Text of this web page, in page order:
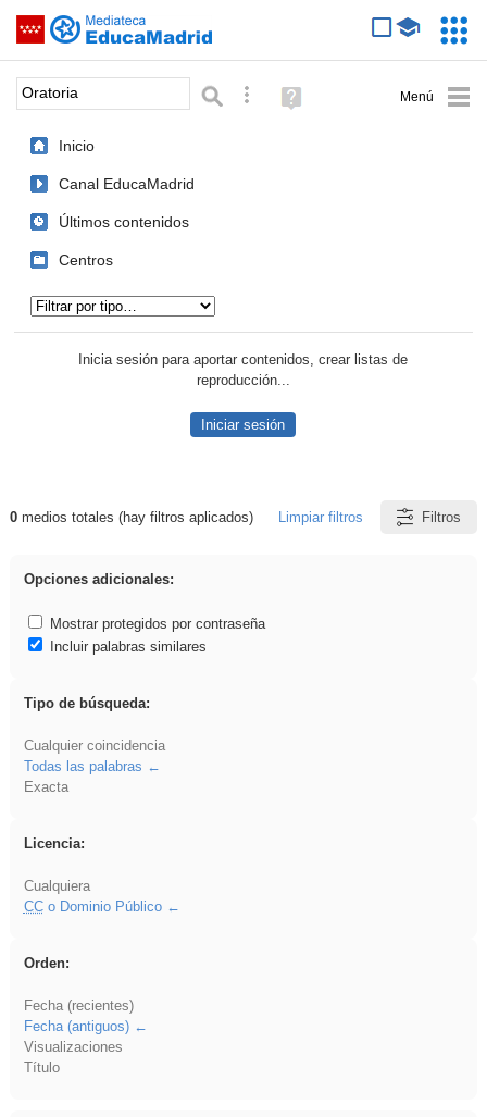
Saltar navegación
Palabra o frase: Búsqueda avanzada
Ayuda
(en
Inicio
Canal EducaMadrid
Últimos contenidos
Centros
Inicia sesión para aportar contenidos, crear listas de
reproducción...
Iniciar sesión
Resultados de: Oratoria
0medios totales (hay filtros aplicados) Limpiar filtros Filtros
Opciones adicionales:
Mostrar protegidos por contraseña
Incluir palabras similares
Tipo de búsqueda:
Cualquier coincidencia
Todas las palabras
Exacta
Licencia:
Cualquiera
CCo Dominio Público
Orden:
Fecha (recientes)
Fecha (antiguos)
Visualizaciones
Título